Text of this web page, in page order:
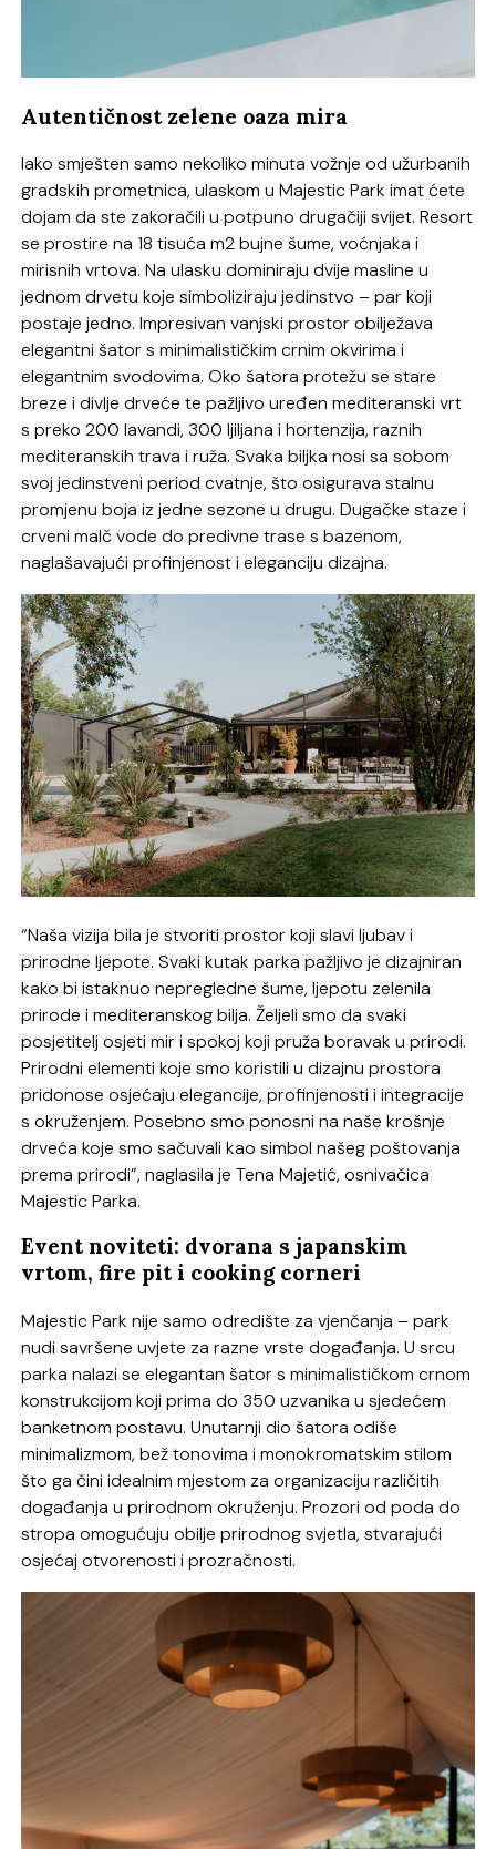
Autentičnost zelene oaza mira
Iako smješten samo nekoliko minuta vožnje od užurbanih
gradskih prometnica, ulaskom u Majestic Park imat ćete
dojam da ste zakoračili u potpuno drugačiji svijet. Resort
se prostire na 18 tisuća m2 bujne šume, voćnjaka i
mirisnih vrtova. Na ulasku dominiraju dvije masline u
jednom drvetu koje simboliziraju jedinstvo – par koji
postaje jedno. Impresivan vanjski prostor obilježava
elegantni šator s minimalističkim crnim okvirima i
elegantnim svodovima. Oko šatora protežu se stare
breze i divlje drveće te pažljivo uređen mediteranski vrt
s preko 200 lavandi, 300 ljiljana i hortenzija, raznih
mediteranskih trava i ruža. Svaka biljka nosi sa sobom
svoj jedinstveni period cvatnje, što osigurava stalnu
promjenu boja iz jedne sezone u drugu. Dugačke staze i
crveni malč vode do predivne trase s bazenom,
naglašavajući profinjenost i eleganciju dizajna.
“Naša vizija bila je stvoriti prostor koji slavi ljubav i
prirodne ljepote. Svaki kutak parka pažljivo je dizajniran
kako bi istaknuo nepregledne šume, ljepotu zelenila
prirode i mediteranskog bilja. Željeli smo da svaki
posjetitelj osjeti mir i spokoj koji pruža boravak u prirodi.
Prirodni elementi koje smo koristili u dizajnu prostora
pridonose osjećaju elegancije, profinjenosti i integracije
s okruženjem. Posebno smo ponosni na naše krošnje
drveća koje smo sačuvali kao simbol našeg poštovanja
prema prirodi”, naglasila je Tena Majetić, osnivačica
Majestic Parka.
Event noviteti: dvorana s japanskim
vrtom, fire pit i cooking corneri
Majestic Park nije samo odredište za vjenčanja – park
nudi savršene uvjete za razne vrste događanja. U srcu
parka nalazi se elegantan šator s minimalističkom crnom
konstrukcijom koji prima do 350 uzvanika u sjedećem
banketnom postavu. Unutarnji dio šatora odiše
minimalizmom, bež tonovima i monokromatskim stilom
što ga čini idealnim mjestom za organizaciju različitih
događanja u prirodnom okruženju. Prozori od poda do
stropa omogućuju obilje prirodnog svjetla, stvarajući
osjećaj otvorenosti i prozračnosti.